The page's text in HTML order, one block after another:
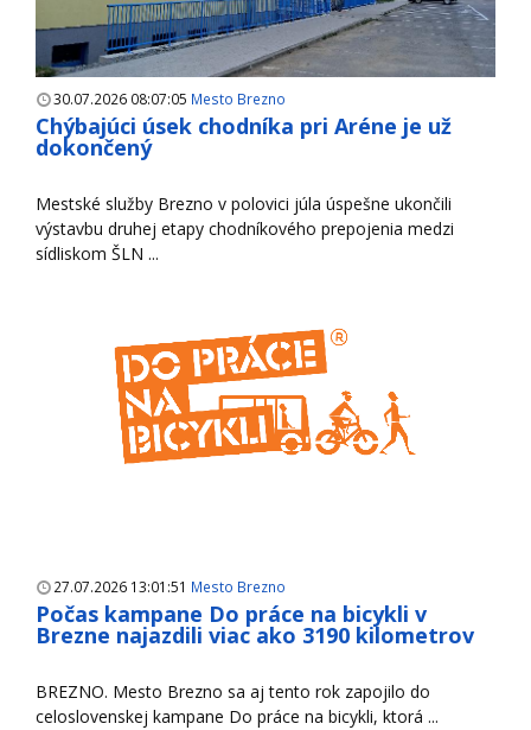
30.07.2026 08:07:05 Mesto Brezno
Chýbajúci úsek chodníka pri Aréne je už
dokončený
Mestské služby Brezno v polovici júla úspešne ukončili
výstavbu druhej etapy chodníkového prepojenia medzi
sídliskom ŠLN ...
27.07.2026 13:01:51 Mesto Brezno
Počas kampane Do práce na bicykli v
Brezne najazdili viac ako 3190 kilometrov
BREZNO. Mesto Brezno sa aj tento rok zapojilo do
celoslovenskej kampane Do práce na bicykli, ktorá ...